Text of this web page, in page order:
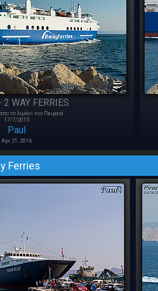
WAY FERRIES
το λιμάνι του Πειραιά
17/7/2015
Paul
Apr 21, 2016
Ferries